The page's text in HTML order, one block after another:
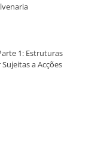
1: Estruturas
a Acções